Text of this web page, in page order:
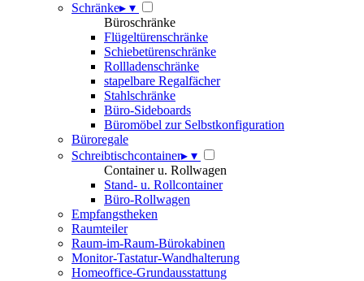
Schränke▸ ▾
Büroschränke
Flügeltürenschränke
Schiebetürenschränke
Rollladenschränke
stapelbare Regalfächer
Stahlschränke
Büro-Sideboards
Büromöbel zur Selbstkonfiguration
Büroregale
Schreibtischcontainer▸ ▾
Container u. Rollwagen
Stand- u. Rollcontainer
Büro-Rollwagen
Empfangstheken
Raumteiler
Raum-im-Raum-Bürokabinen
Monitor-Tastatur-Wandhalterung
Homeoffice-Grundausstattung